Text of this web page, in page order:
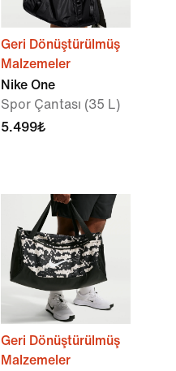
Geri Dönüştürülmüş
Malzemeler
Nike One
Spor Çantası (35 L)
5.499₺
Geri Dönüştürülmüş
Malzemeler